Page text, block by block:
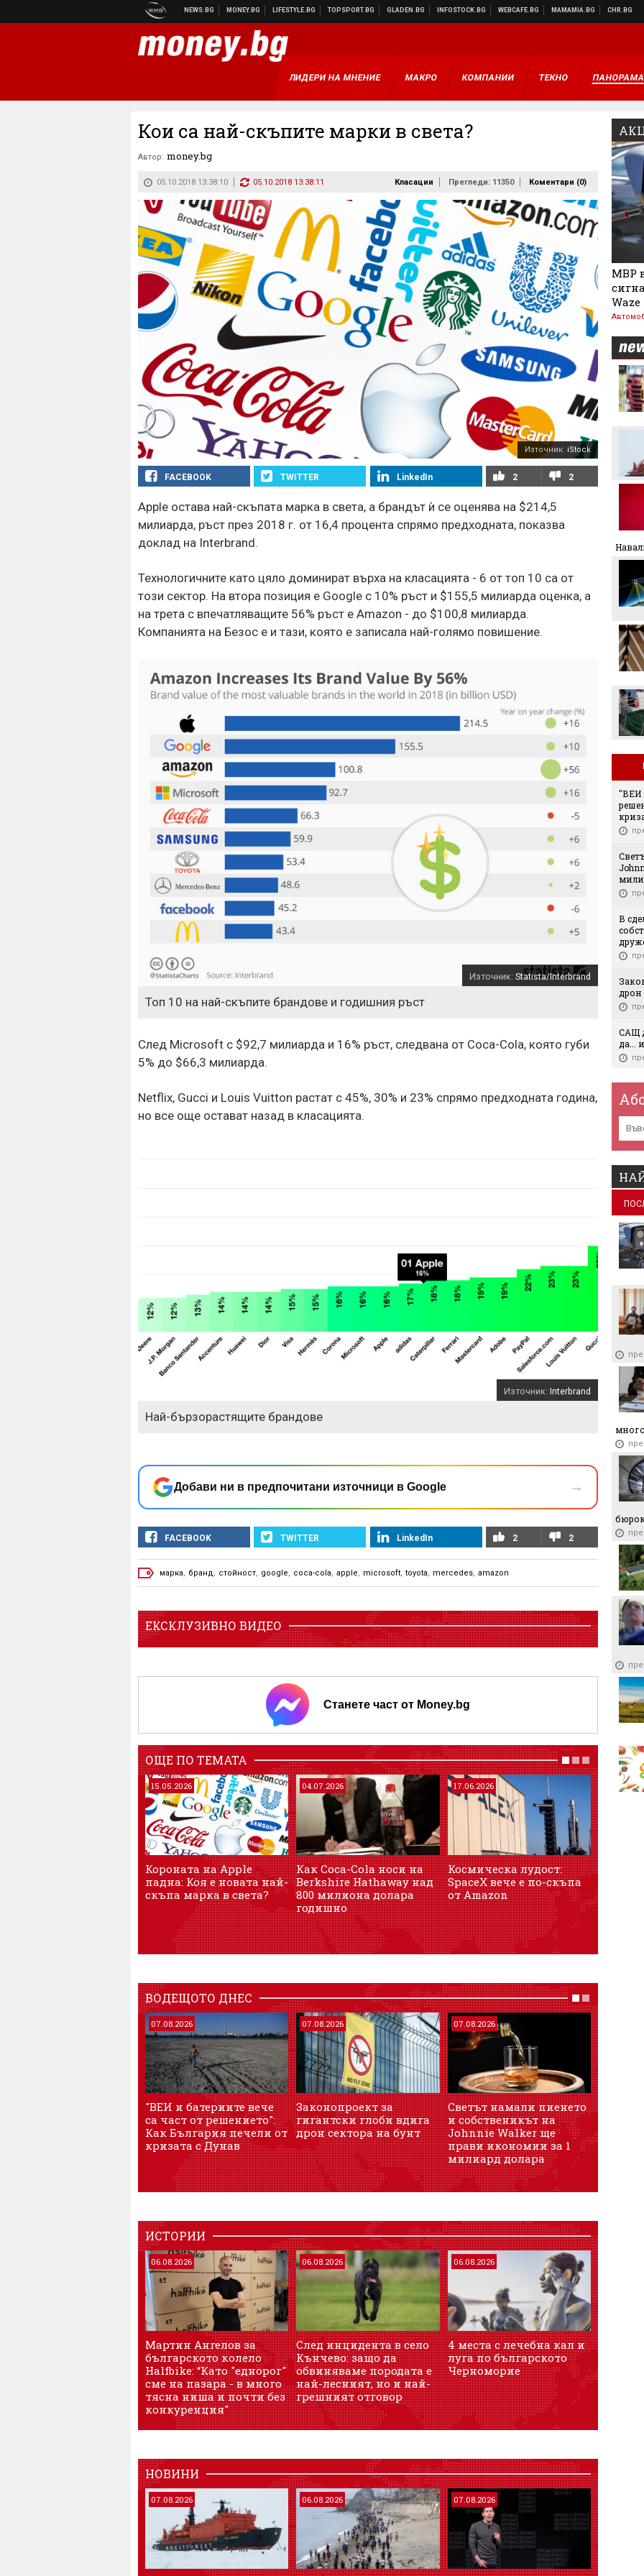
ЛИДЕРИ НА МНЕНИЕ МАКРО КОМПАНИИ ТЕКНО ПАНОРАМА
Кои са най-скъпите марки в света?
Автор: money.bg
05.10.2018 13:38:10 05.10.2018 13:38:11 Класации Прегледи: 11350 Коментари (0)
Източник: iStock
FACEBOOK TWITTER LinkedIn 2 2
Apple остава най-скъпата марка в света, а брандът ѝ се оценява на $214,5
милиарда, ръст през 2018 г. от 16,4 процента спрямо предходната, показва
доклад на Interbrand.
Технологичните като цяло доминират върха на класацията - 6 от топ 10 са от
този сектор. На втора позиция е Google с 10% ръст и $155,5 милиарда оценка, а
на трета с впечатляващите 56% ръст е Amazon - до $100,8 милиарда.
Компанията на Безос е и тази, която е записала най-голямо повишение.
Източник: Statista/Interbrand
Топ 10 на най-скъпите брандове и годишния ръст
След Microsoft с $92,7 милиарда и 16% ръст, следвана от Coca-Cola, която губи
5% до $66,3 милиарда.
Netflix, Gucci и Louis Vuitton растат с 45%, 30% и 23% спрямо предходната година,
но все още остават назад в класацията.
Източник: Interbrand
Най-бързорастящите брандове
Добави ни в предпочитани източници в Google →
FACEBOOK TWITTER LinkedIn 2 2
марка бранд стойност google coca-cola apple microsoft toyota mercedes amazon
ЕКСКЛУЗИВНО ВИДЕО
Станете част от Money.bg
ОЩЕ ПО ТЕМАТА
15.05.2026
Короната на Apple
падна: Коя е новата най-
скъпа марка в света?
04.07.2026
Как Coca-Cola носи на
Berkshire Hathaway над
800 милиона долара
годишно
17.06.2026
Космическа лудост:
SpaceX вече е по-скъпа
от Amazon
ВОДЕЩОТО ДНЕС
07.08.2026
"ВЕИ и батериите вече
са част от решението":
Как България печели от
кризата с Дунав
07.08.2026
Законопроект за
гигантски глоби вдига
дрон сектора на бунт
07.08.2026
Светът намали пиенето
и собственикът на
Johnnie Walker ще
прави икономии за 1
милиард долара
ИСТОРИИ
06.08.2026
Мартин Ангелов за
българското колело
Halfbike: “Като "еднорог"
сме на пазара - в много
тясна ниша и почти без
конкуренция"
06.08.2026
След инцидента в село
Кънчево: защо да
обвиняваме породата е
най-лесният, но и най-
грешният отговор
06.08.2026
4 места с лечебна кал и
луга по българското
Черноморие
НОВИНИ
07.08.2026 06.08.2026 07.08.2026
МВР
Waze
Никола Цолов: Гледам
напред с увереност
Манчестър Сити иска 80
милиона за Родри
Аржентина изрази
подкрепата си за Джани
Инфантино
Формула 1 планира
година
Леонардо Бонучи ще
италианския
национален отбор
"ВЕИ
В
дрон
САЩ
да...